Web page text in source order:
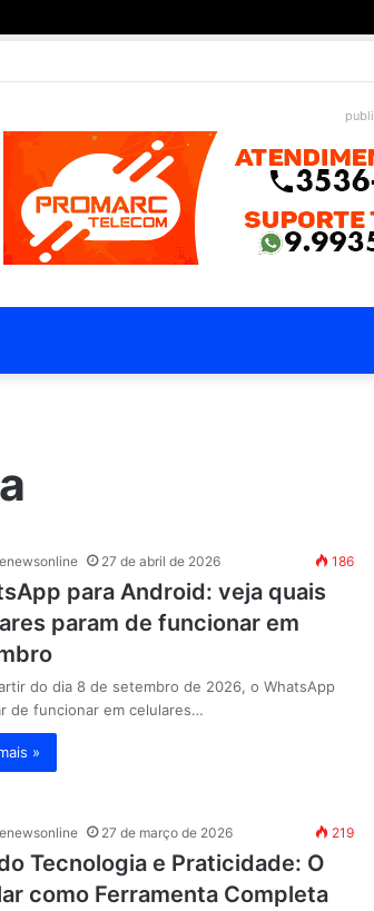
publi
27 de abril de 2026 186
para Android: veja quais
param de funcionar em
do dia 8 de setembro de 2026, o WhatsApp
de funcionar em celulares…
»
27 de março de 2026 219
Tecnologia e Praticidade: O
como Ferramenta Completa